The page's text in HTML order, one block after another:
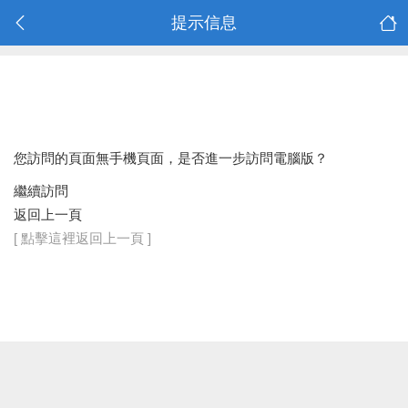
提示信息
您訪問的頁面無手機頁面，是否進一步訪問電腦版？
繼續訪問
返回上一頁
[ 點擊這裡返回上一頁 ]